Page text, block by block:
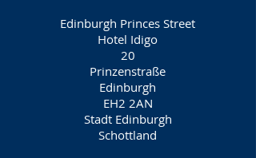
Edinburgh Princes Street
Hotel Idigo
20
Prinzenstraße
Edinburgh
EH2 2AN
Stadt Edinburgh
Schottland